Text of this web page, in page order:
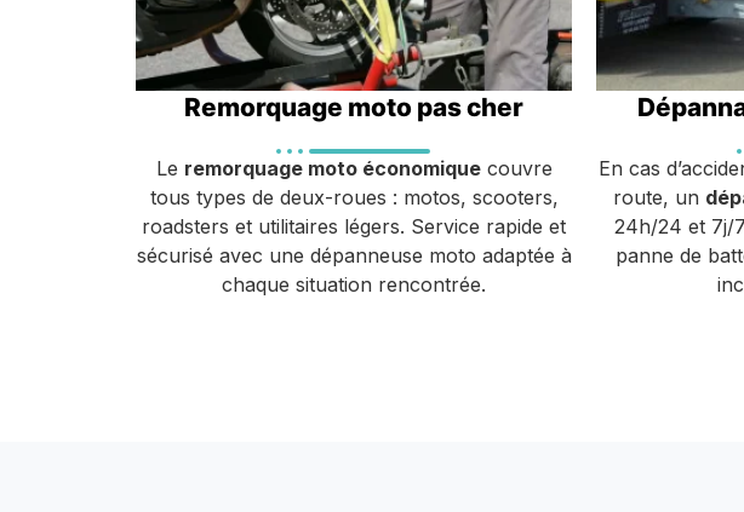
Remorquage moto pas cher
Le remorquage moto économiquecouvre
tous types de deux-roues : motos, scooters,
roadsters et utilitaires légers. Service rapide et
sécurisé avec une dépanneuse moto adaptée à
chaque situation rencontrée.
En cas
route, un
24h/24 et 7j/
panne de